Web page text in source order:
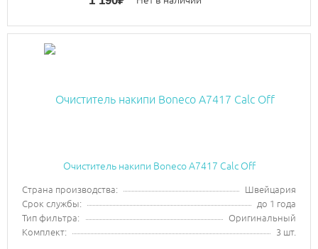
Очиститель накипи Boneco A7417 Calc Off
Страна производства:
Швейцария
Срок службы:
до 1 года
Тип фильтра:
Оригинальный
Комплект:
3 шт.